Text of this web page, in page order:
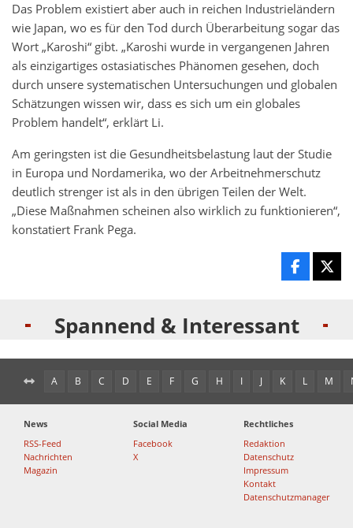
Das Problem existiert aber auch in reichen Industrieländern
wie Japan, wo es für den Tod durch Überarbeitung sogar das
Wort „Karoshi“ gibt. „Karoshi wurde in vergangenen Jahren
als einzigartiges ostasiatisches Phänomen gesehen, doch
durch unsere systematischen Untersuchungen und globalen
Schätzungen wissen wir, dass es sich um ein globales
Problem handelt“, erklärt Li.
Am geringsten ist die Gesundheitsbelastung laut der Studie
in Europa und Nordamerika, wo der Arbeitnehmerschutz
deutlich strenger ist als in den übrigen Teilen der Welt.
„Diese Maßnahmen scheinen also wirklich zu funktionieren“,
konstatiert Frank Pega.
Spannend & Interessant
A B C D E F G H I J K L M
News
RSS-Feed
Nachrichten
Magazin
Social Media
Facebook
X
Rechtliches
Redaktion
Datenschutz
Impressum
Kontakt
Datenschutzmanager